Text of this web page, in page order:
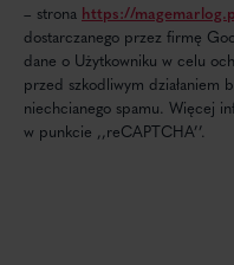
– strona https://
dostarczanego przez firmę
dane o Użytkowniku w celu
przed szkodliwym działaniem
niechcianego spamu. Więcej
w punkcie ,,reCAPTCHA’’.